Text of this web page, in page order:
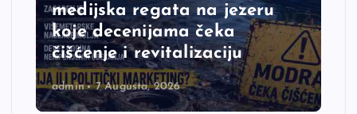
medijska regata na jezeru
koje decenijama čeka
čišćenje i revitalizaciju
admin 7 Augusta, 2026